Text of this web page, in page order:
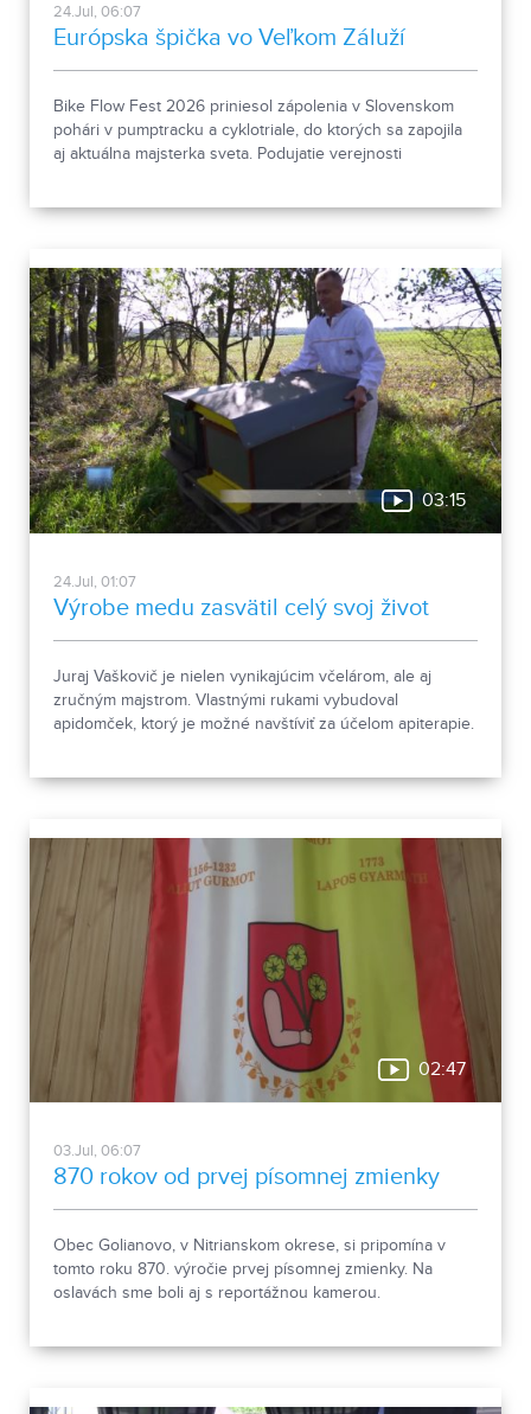
24.Jul, 06:07
Európska špička vo Veľkom Záluží
Bike Flow Fest 2026 priniesol zápolenia v Slovenskom
pohári v pumptracku a cyklotriale, do ktorých sa zapojila
aj aktuálna majsterka sveta. Podujatie verejnosti
03:15
24.Jul, 01:07
Výrobe medu zasvätil celý svoj život
Juraj Vaškovič je nielen vynikajúcim včelárom, ale aj
zručným majstrom. Vlastnými rukami vybudoval
apidomček, ktorý je možné navštíviť za účelom apiterapie.
02:47
03.Jul, 06:07
870 rokov od prvej písomnej zmienky
Obec Golianovo, v Nitrianskom okrese, si pripomína v
tomto roku 870. výročie prvej písomnej zmienky. Na
oslavách sme boli aj s reportážnou kamerou.